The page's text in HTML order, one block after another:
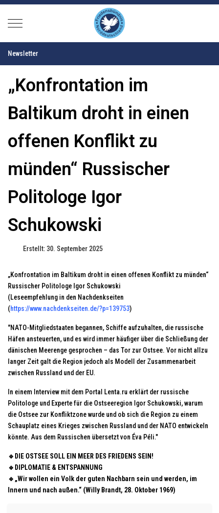
Mobile Menu Toggle
Newsletter
„Konfrontation im
Baltikum droht in einen
offenen Konflikt zu
münden“ Russischer
Politologe Igor
Schukowski
Erstellt: 30. September 2025
„Konfrontation im Baltikum droht in einen offenen Konflikt zu münden“
Russischer Politologe Igor Schukowski
(Leseempfehlung in den Nachdenkseiten
(https://www.nachdenkseiten.de/?p=139753)
"NATO-Mitgliedstaaten begannen, Schiffe aufzuhalten, die russische
Häfen ansteuerten, und es wird immer häufiger über die Schließung der
dänischen Meerenge gesprochen – das Tor zur Ostsee. Vor nicht allzu
langer Zeit galt die Region jedoch als Modell der Zusammenarbeit
zwischen Russland und der EU.
In einem Interview mit dem Portal Lenta.ru erklärt der russische
Politologe und Experte für die Ostseeregion Igor Schukowski, warum
die Ostsee zur Konfliktzone wurde und ob sich die Region zu einem
Schauplatz eines Krieges zwischen Russland und der NATO entwickeln
könnte. Aus dem Russischen übersetzt von Éva Péli."
🔹DIE OSTSEE SOLL EIN MEER DES FRIEDENS SEIN!
🔹DIPLOMATIE & ENTSPANNUNG
🔹„Wir wollen ein Volk der guten Nachbarn sein und werden, im
Innern und nach außen.“ (Willy Brandt, 28. Oktober 1969)